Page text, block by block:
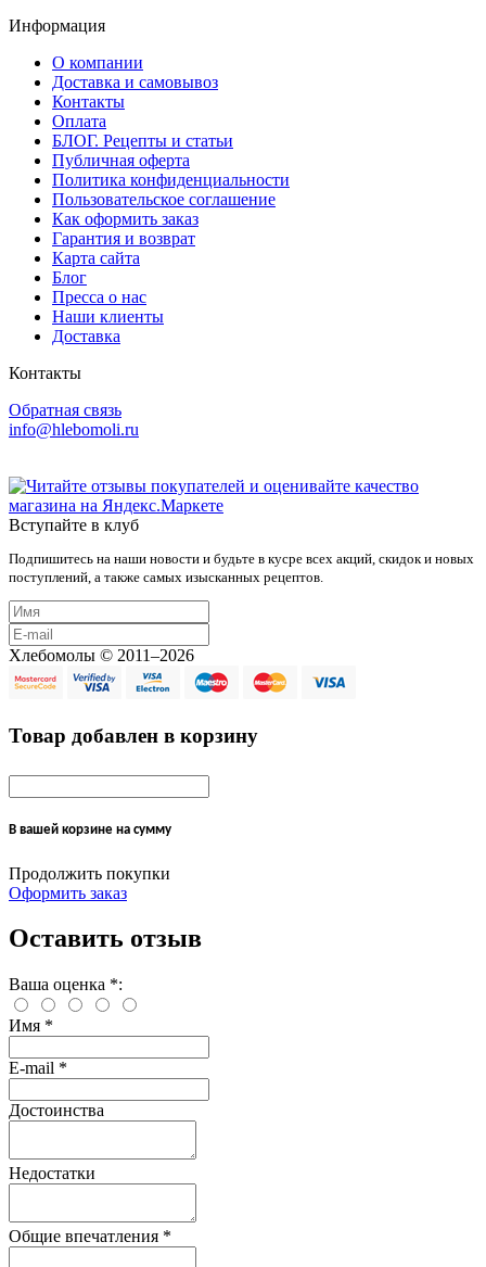
Информация
О компании
Доставка и самовывоз
Контакты
Оплата
БЛОГ. Рецепты и статьи
Публичная оферта
Политика конфиденциальности
Пользовательское соглашение
Как оформить заказ
Гарантия и возврат
Карта сайта
Блог
Пресса о нас
Наши клиенты
Доставка
Контакты
Обратная связь
info@hlebomoli.ru
Вступайте в клуб
Подпишитесь на наши новости и будьте в кусре всех акций, скидок и новых
поступлений, а также самых изысканных рецептов.
Хлебомолы © 2011–2026
Товар добавлен в корзину
В вашей корзине на сумму
Продолжить покупки
Оформить заказ
Оставить отзыв
Ваша оценка *:
Имя *
E-mail *
Достоинства
Недостатки
Общие впечатления *